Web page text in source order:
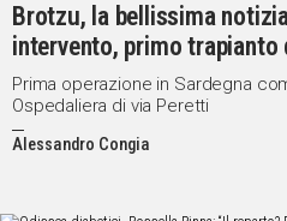
Brotzu, la bellissima
intervento, primo trapianto
per distacco della retina
Prima operazione in Sardegna
Ospedaliera di via Peretti
Alessandro Congia